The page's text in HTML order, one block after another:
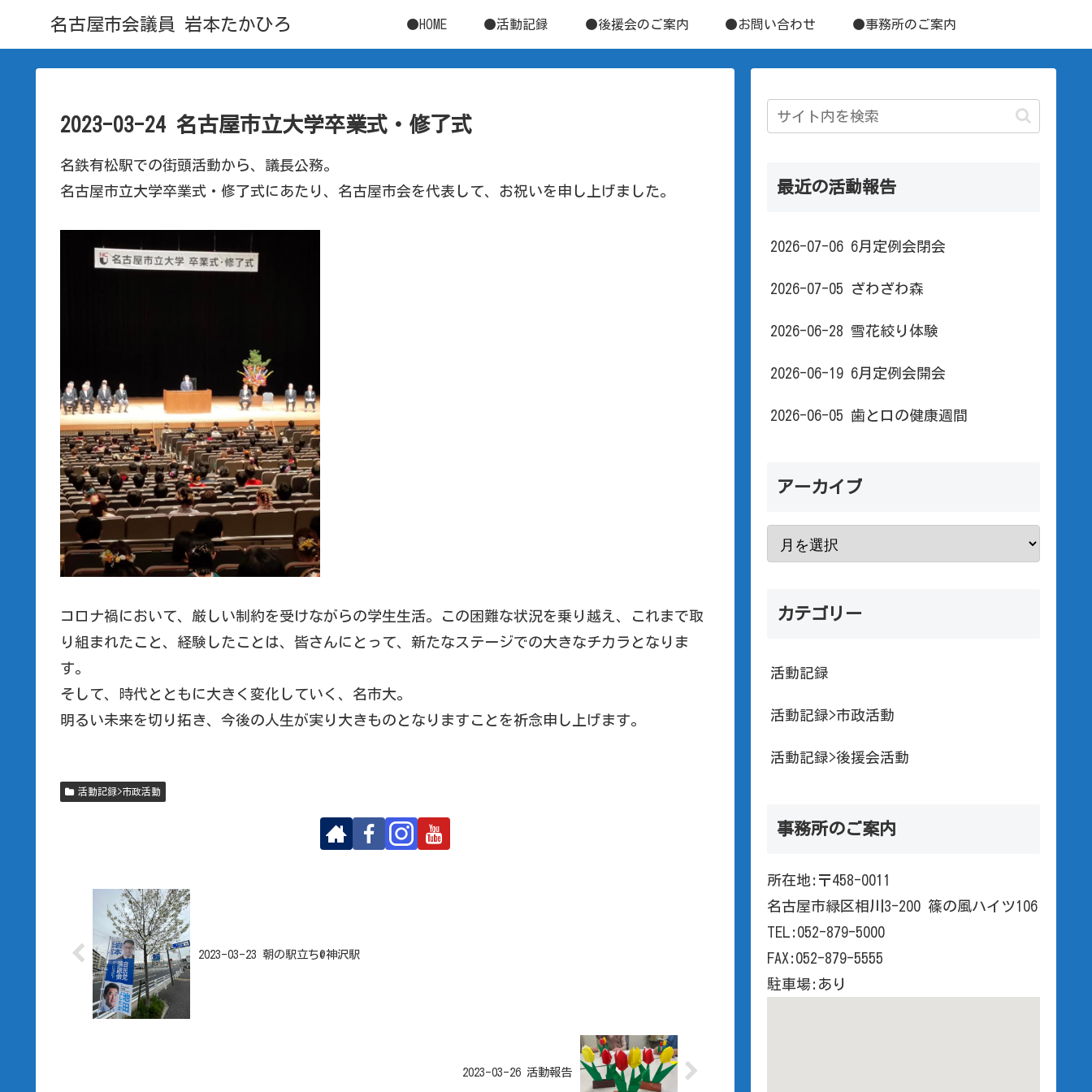
名古屋市会議員 岩本たかひろ ●HOME ●活動記録 ●後援会のご案内 ●お問い合わせ ●事務所のご案内
2023-03-24 名古屋市立大学卒業式・修了式
名鉄有松駅での街頭活動から、議長公務。
名古屋市立大学卒業式・修了式にあたり、名古屋市会を代表して、お祝いを申し上げました。
コロナ禍において、厳しい制約を受けながらの学生生活。この困難な状況を乗り越え、これまで取
り組まれたこと、経験したことは、皆さんにとって、新たなステージでの大きなチカラとなりま
す。
そして、時代とともに大きく変化していく、名市大。
明るい未来を切り拓き、今後の人生が実り大きものとなりますことを祈念申し上げます。
活動記録>市政活動
2023-03-23 朝の駅立ち@神沢駅
2023-03-26 活動報告
最近の活動報告
2026-07-06 6月定例会閉会
2026-07-05 ざわざわ森
2026-06-28 雪花絞り体験
2026-06-19 6月定例会開会
2026-06-05 歯と口の健康週間
アーカイブ
カテゴリー
活動記録
活動記録>市政活動
活動記録>後援会活動
事務所のご案内
所在地:〒458-0011
名古屋市緑区相川3-200 篠の風ハイツ106
TEL:052-879-5000
FAX:052-879-5555
駐車場:あり